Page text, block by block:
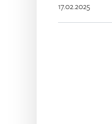
17.02.2025